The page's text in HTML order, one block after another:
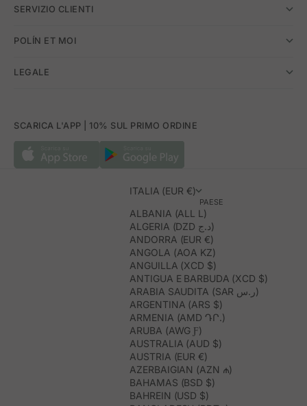
SERVIZIO CLIENTI
POLÍN ET MOI
LEGALE
SCARICA L'APP | 10% SUL PRIMO ORDINE
ITALIA (EUR €)
PAESE
ALBANIA (ALL L)
ALGERIA (DZD د.ج)
ANDORRA (EUR €)
ANGOLA (AOA KZ)
ANGUILLA (XCD $)
ANTIGUA E BARBUDA (XCD $)
ARABIA SAUDITA (SAR ر.س)
ARGENTINA (ARS $)
ARMENIA (AMD ԴՐ.)
ARUBA (AWG Ƒ)
AUSTRALIA (AUD $)
AUSTRIA (EUR €)
AZERBAIGIAN (AZN ₼)
BAHAMAS (BSD $)
BAHREIN (USD $)